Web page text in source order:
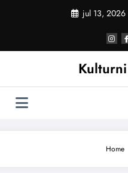
jul 13, 2026
Home